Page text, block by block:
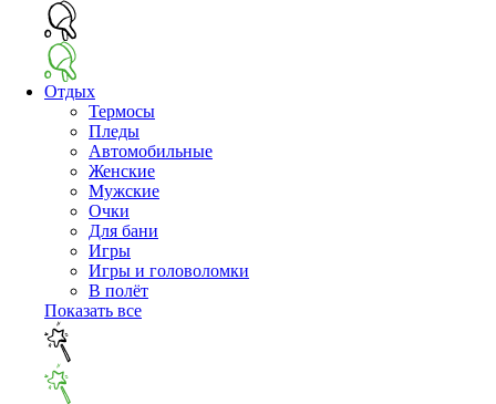
Отдых
Термосы
Пледы
Автомобильные
Женские
Мужские
Очки
Для бани
Игры
Игры и головоломки
В полёт
Показать все